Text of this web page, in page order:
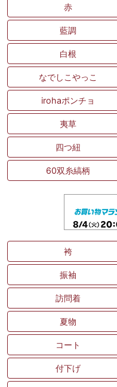
赤
藍調
白根
なでしこやっこ
irohaポンチョ
夷草
四つ紐
60双糸縞柄
袴
振袖
訪問着
夏物
コート
付下げ